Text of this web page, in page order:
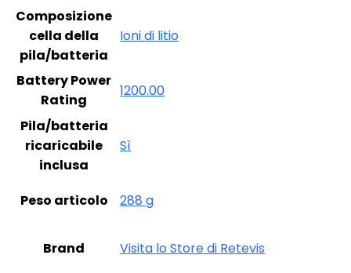
Composizione
cella della
pila/batteria
‎Ioni di litio
Battery Power
Rating
‎1200.00
Pila/batteria
ricaricabile
inclusa
‎Sì
Peso articolo ‎288 g
Brand Visita lo Store di Retevis